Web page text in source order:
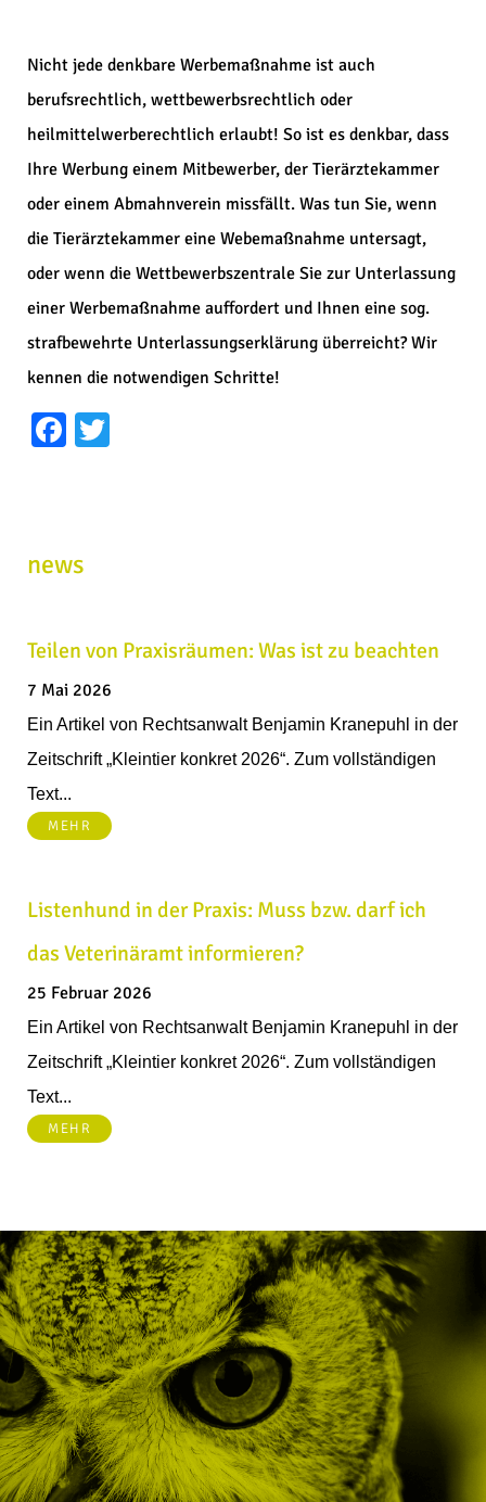
Nicht jede denkbare Werbemaßnahme ist auch
berufsrechtlich, wettbewerbsrechtlich oder
heilmittelwerberechtlich erlaubt! So ist es denkbar, dass
Ihre Werbung einem Mitbewerber, der Tierärztekammer
oder einem Abmahnverein missfällt. Was tun Sie, wenn
die Tierärztekammer eine Webemaßnahme untersagt,
oder wenn die Wettbewerbszentrale Sie zur Unterlassung
einer Werbemaßnahme auffordert und Ihnen eine sog.
strafbewehrte Unterlassungserklärung überreicht? Wir
kennen die notwendigen Schritte!
Facebook
news
Teilen von Praxisräumen: Was ist zu beachten
7 Mai 2026
Ein Artikel von Rechtsanwalt Benjamin Kranepuhl in der
Zeitschrift „Kleintier konkret 2026“. Zum vollständigen
Text...
MEHR
Listenhund in der Praxis: Muss bzw. darf ich
das Veterinäramt informieren?
25 Februar 2026
Ein Artikel von Rechtsanwalt Benjamin Kranepuhl in der
Zeitschrift „Kleintier konkret 2026“. Zum vollständigen
Text...
MEHR